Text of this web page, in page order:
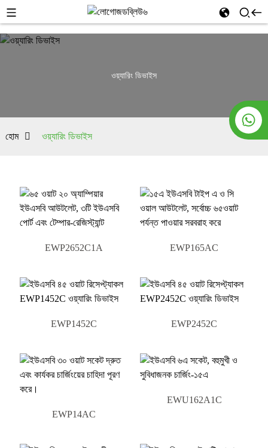
ওয়্যারিং ডিভাইস
হোম ওয়্যারিং ডিভাইস
EWP2652C1A EWP165AC
EWP1452C EWP2452C
EWP14AC
EWU162A1C